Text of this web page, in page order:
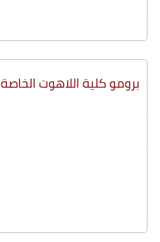
برومو كلية اللاهوت الخاصة